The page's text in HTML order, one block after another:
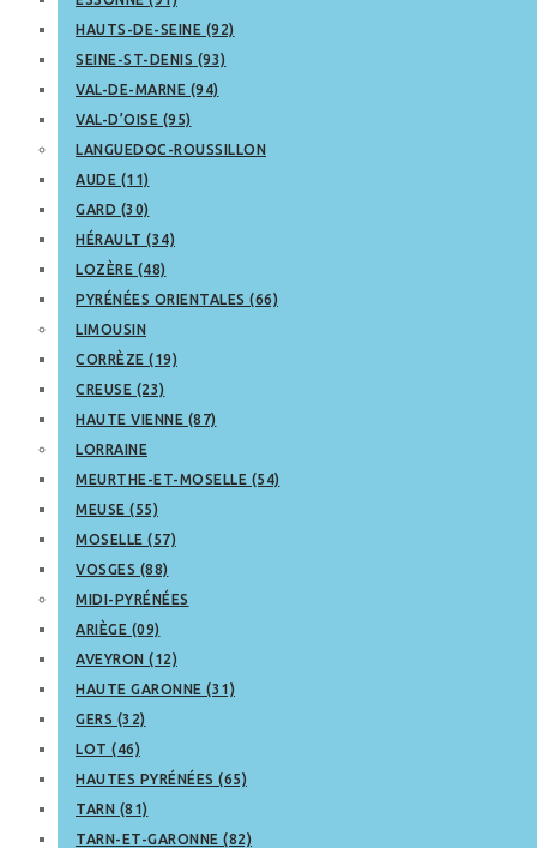
HAUTS-DE-SEINE (92)
SEINE-ST-DENIS (93)
VAL-DE-MARNE (94)
VAL-D’OISE (95)
LANGUEDOC-ROUSSILLON
AUDE (11)
GARD (30)
HÉRAULT (34)
LOZÈRE (48)
PYRÉNÉES ORIENTALES (66)
LIMOUSIN
CORRÈZE (19)
CREUSE (23)
HAUTE VIENNE (87)
LORRAINE
MEURTHE-ET-MOSELLE (54)
MEUSE (55)
MOSELLE (57)
VOSGES (88)
MIDI-PYRÉNÉES
ARIÈGE (09)
AVEYRON (12)
HAUTE GARONNE (31)
GERS (32)
LOT (46)
HAUTES PYRÉNÉES (65)
TARN (81)
TARN-ET-GARONNE (82)